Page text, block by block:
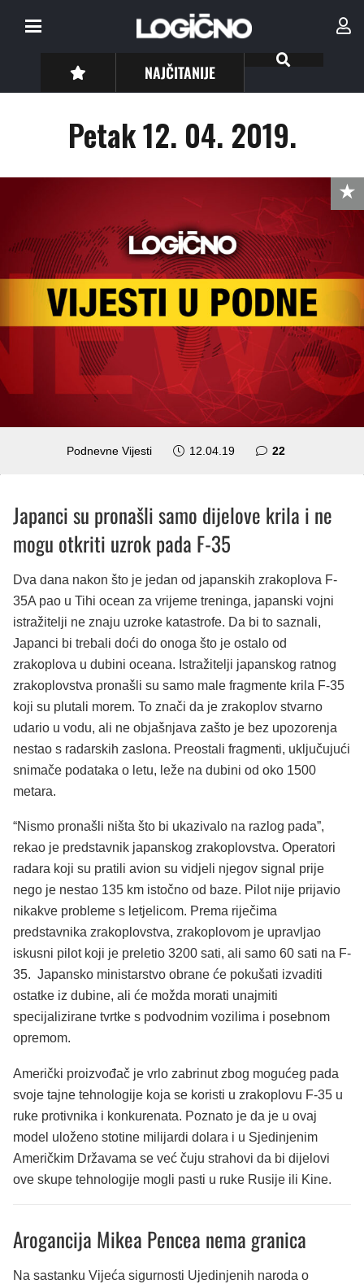
NAJČITANIJE
Petak 12. 04. 2019.
Podnevne Vijesti 12.04.19 22komentara
Japanci su pronašli samo dijelove krila i ne
mogu otkriti uzrok pada F-35
Dva dana nakon što je jedan od japanskih zrakoplova F-
35A pao u Tihi ocean za vrijeme treninga, japanski vojni
istražitelji ne znaju uzroke katastrofe. Da bi to saznali,
Japanci bi trebali doći do onoga što je ostalo od
zrakoplova u dubini oceana. Istražitelji japanskog ratnog
zrakoplovstva pronašli su samo male fragmente krila F-35
koji su plutali morem. To znači da je zrakoplov stvarno
udario u vodu, ali ne objašnjava zašto je bez upozorenja
nestao s radarskih zaslona. Preostali fragmenti, uključujući
snimače podataka o letu, leže na dubini od oko 1500
metara.
“Nismo pronašli ništa što bi ukazivalo na razlog pada”,
rekao je predstavnik japanskog zrakoplovstva. Operatori
radara koji su pratili avion su vidjeli njegov signal prije
nego je nestao 135 km istočno od baze. Pilot nije prijavio
nikakve probleme s letjelicom. Prema riječima
predstavnika zrakoplovstva, zrakoplovom je upravljao
iskusni pilot koji je preletio 3200 sati, ali samo 60 sati na F-
35. Japansko ministarstvo obrane će pokušati izvaditi
ostatke iz dubine, ali će možda morati unajmiti
specijalizirane tvrtke s podvodnim vozilima i posebnom
opremom.
Američki proizvođač je vrlo zabrinut zbog mogućeg pada
svoje tajne tehnologije koja se koristi u zrakoplovu F-35 u
ruke protivnika i konkurenata. Poznato je da je u ovaj
model uloženo stotine milijardi dolara i u Sjedinjenim
Američkim Državama se već čuju strahovi da bi dijelovi
ove skupe tehnologije mogli pasti u ruke Rusije ili Kine.
Arogancija Mikea Pencea nema granica
Na sastanku Vijeća sigurnosti Ujedinjenih naroda o